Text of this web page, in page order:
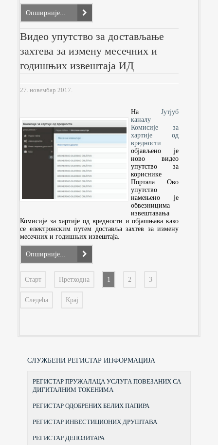
Опширније...
Видео упутство за достављање
захтева за измену месечних и
годишњих извештаја ИД
27. новембар 2017.
На Јутјуб
каналу
Комисије за
хартије од
вредности
објављено је
ново видео
упутство за
кориснике
Портала. Ово
упутство
намењено је
обвезницима
извештавања
Комисије за хартије од вредности и објашњава како
се електронским путем доставља захтев за измену
месечних и годишњих извештаја.
Опширније...
Старт Претходна 1 2 3
Следећа Крај
СЛУЖБЕНИ РЕГИСТАР ИНФОРМАЦИЈА
РЕГИСТАР ПРУЖАЛАЦА УСЛУГА ПОВЕЗАНИХ СА
ДИГИТАЛНИМ ТОКЕНИМА
РЕГИСТАР ОДОБРЕНИХ БЕЛИХ ПАПИРА
РЕГИСТАР ИНВЕСТИЦИОНИХ ДРУШТАВА
РЕГИСТАР ДЕПОЗИТАРА